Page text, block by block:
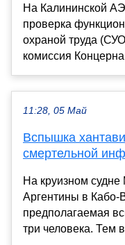
На Калининской
проверка
охраной труда
комиссия
11:28, 05 Май
Вспышка
смертельной
На круизном
Аргентины в
предполагаемая
три человека. Тем